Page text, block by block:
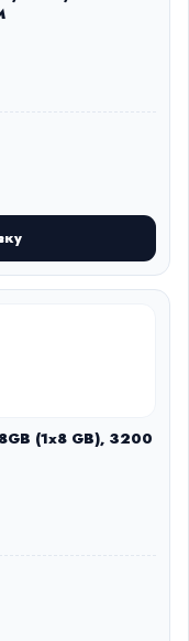
(1x8 GB), 3200